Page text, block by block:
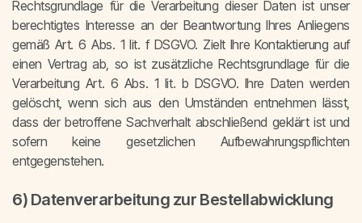
Rechtsgrundlage für die Verarbeitung dieser Daten ist unser
berechtigtes Interesse an der Beantwortung Ihres Anliegens
gemäß Art. 6 Abs. 1 lit. f DSGVO. Zielt Ihre Kontaktierung auf
einen Vertrag ab, so ist zusätzliche Rechtsgrundlage für die
Verarbeitung Art. 6 Abs. 1 lit. b DSGVO. Ihre Daten werden
gelöscht, wenn sich aus den Umständen entnehmen lässt,
dass der betroffene Sachverhalt abschließend geklärt ist und
sofern keine gesetzlichen Aufbewahrungspflichten
entgegenstehen.
6) Datenverarbeitung zur Bestellabwicklung